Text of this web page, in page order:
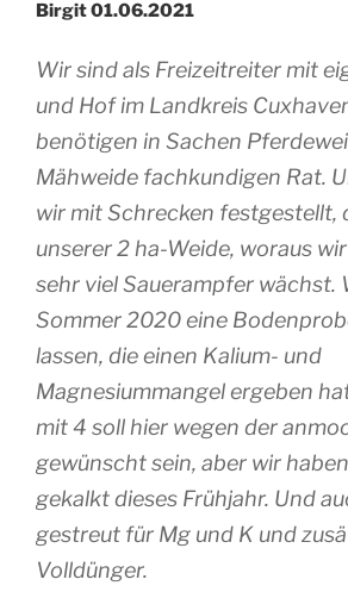
Birgit 01.06.2021
Wir sind als Freizeitreiter mit
und Hof im Landkreis
benötigen in Sachen
Mähweide fachkundigen Rat.
wir mit Schrecken festgestellt,
unserer 2 ha-Weide, woraus
sehr viel Sauerampfer wächst.
Sommer 2020 eine
lassen, die einen Kalium- und
Magnesiummangel ergeben
mit 4 soll hier wegen der
gewünscht sein, aber wir
gekalkt dieses Frühjahr. Und
gestreut für Mg und K und
Volldünger.